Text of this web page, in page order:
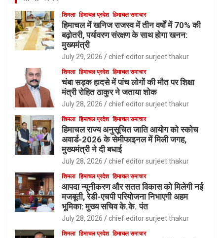
शिमला हिमाचल प्रदेश हिमाचल समाचार
हिमाचल में खनिज राजस्व में तीन वर्षों में 70% की
बढ़ोतरी, पर्यावरण संरक्षण के साथ होगा खनन:
मुख्यमंत्री
July 29, 2026 chief editor surjeet thakur
शिमला हिमाचल प्रदेश हिमाचल समाचार
चंबा सड़क हादसे में पांच लोगों की मौत पर शिक्षा
मंत्री रोहित ठाकुर ने जताया शोक
July 28, 2026 chief editor surjeet thakur
शिमला हिमाचल प्रदेश हिमाचल समाचार
हिमाचल राज्य अनुसूचित जाति आयोग को स्कोच
अवार्ड-2026 के सेमीफाइनल में मिली जगह,
मुख्यमंत्री ने दी बधाई
July 28, 2026 chief editor surjeet thakur
शिमला हिमाचल प्रदेश हिमाचल समाचार
आपदा न्यूनीकरण और सतत विकास को मिलेगी नई
मजबूती, रेडी-एचपी परियोजना निभाएगी अहम
भूमिका: मुख्य सचिव के.के. पंत
July 28, 2026 chief editor surjeet thakur
शिमला हिमाचल प्रदेश हिमाचल समाचार